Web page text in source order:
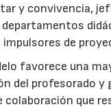
y convivencia,
de
favorece una
del profesorado y
colaboración que